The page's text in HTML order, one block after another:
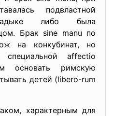
подвластной
либо была
Брак sine manu по
на конкубинат, но
affectio
основать римскую
детей (libero-rum
характерным для